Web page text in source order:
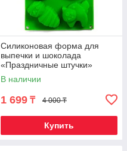
Силиконовая форма для
выпечки и шоколада
«Праздничные штучки»
(Хэллоуин)
В наличии
1 699 ₸ 4 000 ₸
Купить